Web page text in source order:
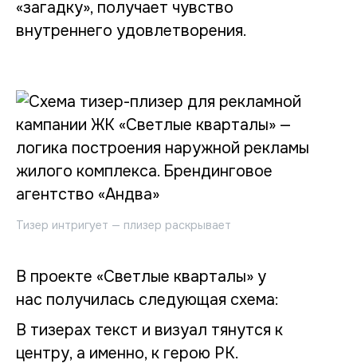
«загадку», получает чувство
внутреннего удовлетворения.
Тизер интригует — плизер раскрывает
В проекте «Светлые кварталы» у
нас получилась следующая схема:
В тизерах текст и визуал тянутся к
центру, а именно, к герою РК.